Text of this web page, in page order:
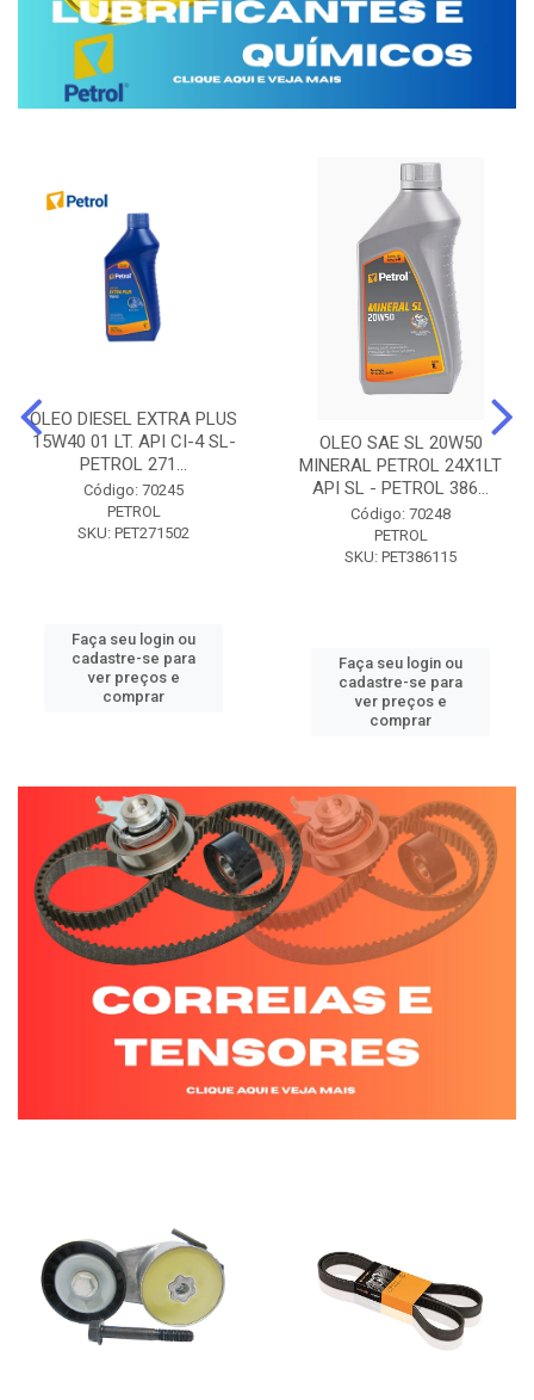
OLEO DIESEL EXTRA PLUS
15W40 01 LT. API CI-4 SL-
PETROL 271...
Código: 70245
PETROL
SKU: PET271502
Faça seu login ou
cadastre-se para
ver preços e
comprar
OLEO SAE SL 20W50
MINERAL PETROL 24X1LT
API SL - PETROL 386...
Código: 70248
PETROL
SKU: PET386115
Faça seu login ou
cadastre-se para
ver preços e
comprar